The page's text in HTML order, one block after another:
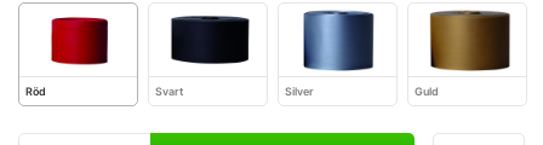
Röd Svart Silver Guld